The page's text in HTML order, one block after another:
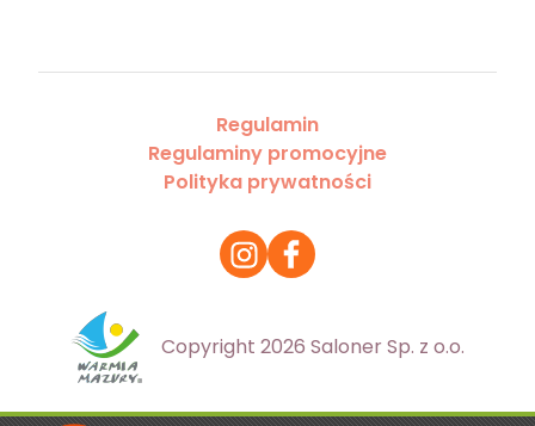
Regulamin
Regulaminy promocyjne
Polityka prywatności
Copyright 2026 Saloner Sp. z o.o.